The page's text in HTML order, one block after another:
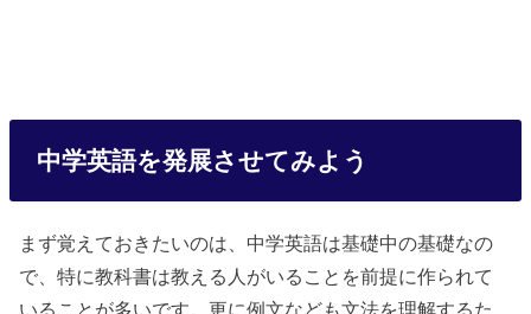
中学英語を発展させてみよう
まず覚えておきたいのは、中学英語は基礎中の基礎なの
で、特に教科書は教える人がいることを前提に作られて
いることが多いです。更に例文なども文法を理解するた